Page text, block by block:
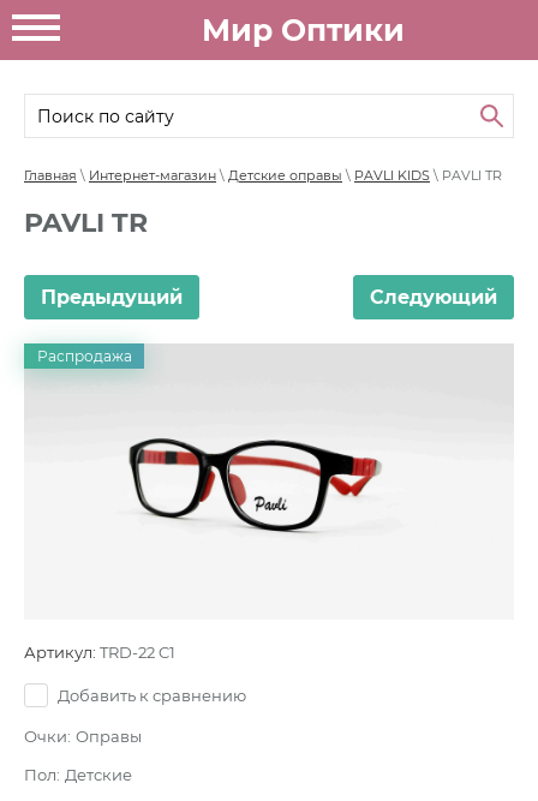
Мир Оптики
Главная \ Интернет-магазин \ Детские оправы \ PAVLI KIDS \ PAVLI TR
PAVLI TR
Предыдущий Следующий
Распродажа
Артикул: TRD-22 C1
Добавить к сравнению
Очки: Оправы
Пол: Детские